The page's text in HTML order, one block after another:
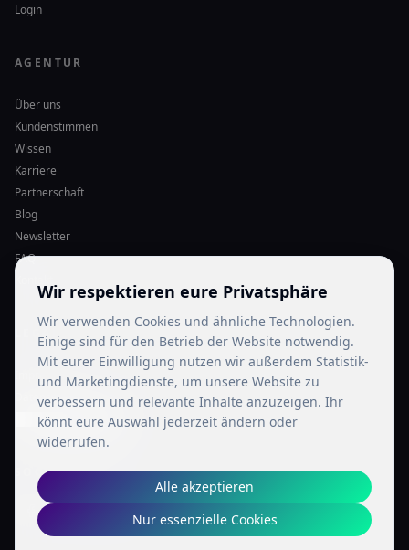
Login
AGENTUR
Über uns
Kundenstimmen
Wissen
Karriere
Partnerschaft
Blog
Newsletter
FAQ
LEGAL
Impressum
Datenschutz
Cookie-Einstellungen
SOCIAL MEDIA
Wir respektieren eure Privatsphäre
Wir verwenden Cookies und ähnliche Technologien.
Einige sind für den Betrieb der Website notwendig.
Mit eurer Einwilligung nutzen wir außerdem Statistik-
und Marketingdienste, um unsere Website zu
verbessern und relevante Inhalte anzuzeigen. Ihr
könnt eure Auswahl jederzeit ändern oder
widerrufen.
Alle akzeptieren
Nur essenzielle Cookies